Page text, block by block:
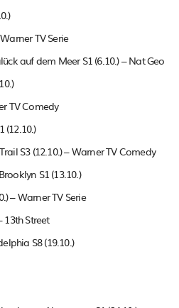
TV Serie
auf dem Meer S1 (6.10.) – Nat Geo
TV Comedy
(12.10.)
S3 (12.10.) – Warner TV Comedy
S1 (13.10.)
– Warner TV Serie
13th Street
S8 (19.10.)